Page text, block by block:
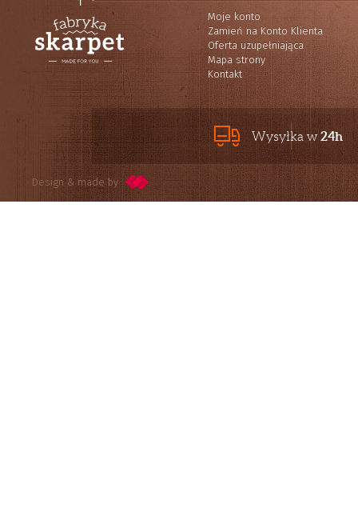
Moje konto
Zamień na Konto Klienta
Oferta uzupełniająca
Mapa strony
Kontakt
Wysyłka w 24h
Design & made by